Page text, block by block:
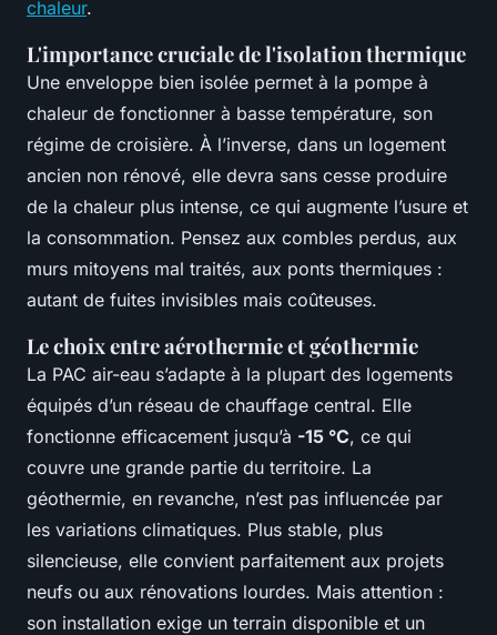
chaleur.
L'importance cruciale de l'isolation thermique
Une enveloppe bien isolée permet à la pompe à
chaleur de fonctionner à basse température, son
régime de croisière. À l’inverse, dans un logement
ancien non rénové, elle devra sans cesse produire
de la chaleur plus intense, ce qui augmente l’usure et
la consommation. Pensez aux combles perdus, aux
murs mitoyens mal traités, aux ponts thermiques :
autant de fuites invisibles mais coûteuses.
Le choix entre aérothermie et géothermie
La PAC air-eau s’adapte à la plupart des logements
équipés d’un réseau de chauffage central. Elle
fonctionne efficacement jusqu’à -15 °C, ce qui
couvre une grande partie du territoire. La
géothermie, en revanche, n’est pas influencée par
les variations climatiques. Plus stable, plus
silencieuse, elle convient parfaitement aux projets
neufs ou aux rénovations lourdes. Mais attention :
son installation exige un terrain disponible et un